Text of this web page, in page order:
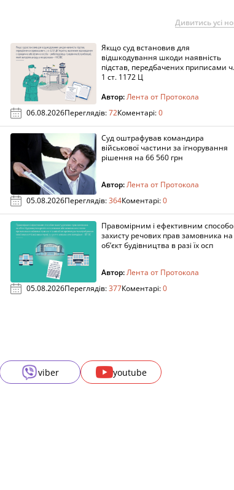
Дивитись усі
Якщо суд встановив для
відшкодування шкоди наявність
підстав, передбачених приписами ч.
1 ст. 1172 Ц
Автор:Лента от Протокола
06.08.2026Переглядів:72Коментарі:0
Суд оштрафував командира
військової частини за ігнорування
рішення на 66 560 грн
Автор:Лента от Протокола
05.08.2026Переглядів:364Коментарі:0
Правомірним і ефективним
захисту речових прав замовника на
об’єкт будівництва в разі їх осп
Автор:Лента от Протокола
05.08.2026Переглядів:377Коментарі:0
viber youtube